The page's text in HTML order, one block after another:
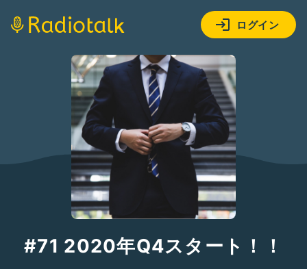
ログイン
#71 2020年Q4スタート！！